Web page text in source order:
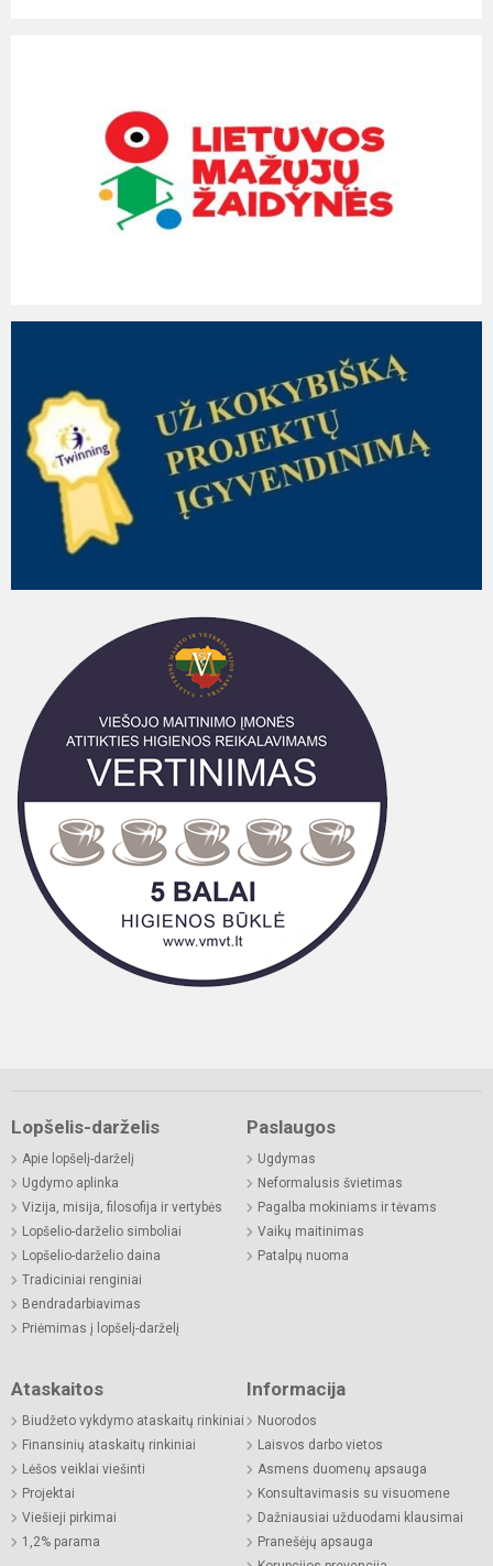
Lopšelis-darželis
Apie lopšelį-darželį
Ugdymo aplinka
Vizija, misija, filosofija ir vertybės
Lopšelio-darželio simboliai
Lopšelio-darželio daina
Tradiciniai renginiai
Bendradarbiavimas
Priėmimas į lopšelį-darželį
Paslaugos
Ugdymas
Neformalusis švietimas
Pagalba mokiniams ir tėvams
Vaikų maitinimas
Patalpų nuoma
Ataskaitos
Biudžeto vykdymo ataskaitų rinkiniai
Finansinių ataskaitų rinkiniai
Lėšos veiklai viešinti
Projektai
Viešieji pirkimai
1,2% parama
Informacija
Nuorodos
Laisvos darbo vietos
Asmens duomenų apsauga
Konsultavimasis su visuomene
Dažniausiai užduodami klausimai
Pranešėjų apsauga